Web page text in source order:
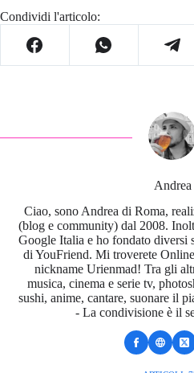
Condividi l'articolo:
Andrea
Ciao, sono Andrea di Roma,
(blog e community) dal 2008.
Google Italia e ho fondato diversi
di YouFriend. Mi troverete
nickname Urienmad! Tra gli
musica, cinema e serie tv,
sushi, anime, cantare, suonare il
- La condivisione è il